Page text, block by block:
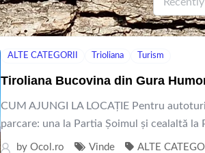
ALTE CATEGORII Trioliana Turism
Tiroliana Bucovina din Gura
CUM AJUNGI LA LOCAȚIE Pentru
parcare: una la Partia Șoimul și cealaltă la
byOcol.ro Vinde ALTE